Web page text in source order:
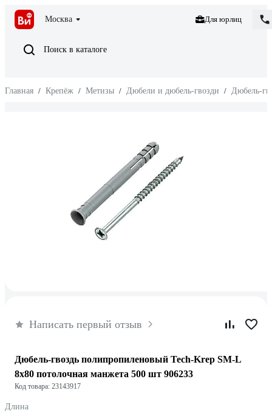
Москва Для юрлиц
Поиск в каталоге
Главная / Крепёж / Метизы / Дюбели и дюбель-гвозди / Дюбель-
Написать первый отзыв
Дюбель-гвоздь полипропиленовый Tech-Krep SM-L
8x80 потолочная манжета 500 шт 906233
Код товара: 23143917
Длина